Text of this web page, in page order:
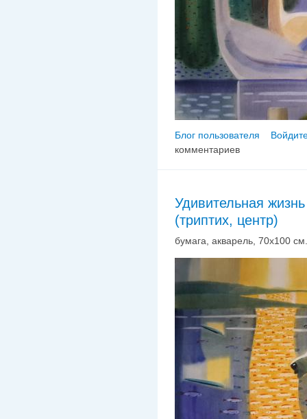
Блог пользователя
комментариев
Удивительная
(триптих, центр)
бумага, акварель, 70х100